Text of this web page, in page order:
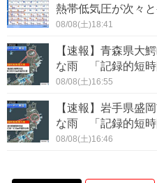
熱帯低気圧が次々
08/08(土)18:41
【速報】青森県大
な雨 「記録的短時
08/08(土)16:55
【速報】岩手県盛
な雨 「記録的短時
08/08(土)16:46